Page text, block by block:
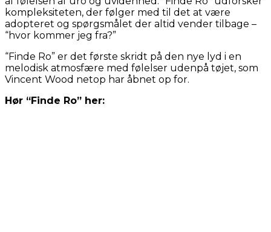
kompleksiteten, der følger med til det at være
adopteret og spørgsmålet der altid vender tilbage –
“hvor kommer jeg fra?”
“Finde Ro” er det første skridt på den nye lyd i en
melodisk atmosfære med følelser udenpå tøjet, som
Vincent Wood netop har åbnet op for.
Hør “Finde Ro” her: